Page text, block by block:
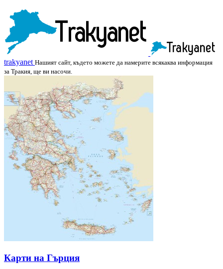
trakyanet Нашият сайт, където можете да намерите всякаква информация
за Тракия, ще ви насочи.
Карти на Гърция